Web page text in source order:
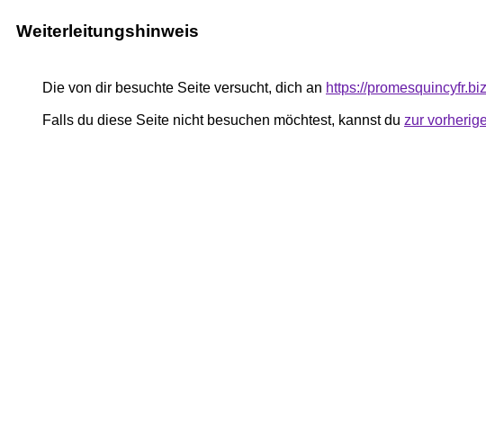
Weiterleitungshinweis
Die von dir besuchte Seite versucht, dich an https://promesquincyfr.biz
Falls du diese Seite nicht besuchen möchtest, kannst du zur